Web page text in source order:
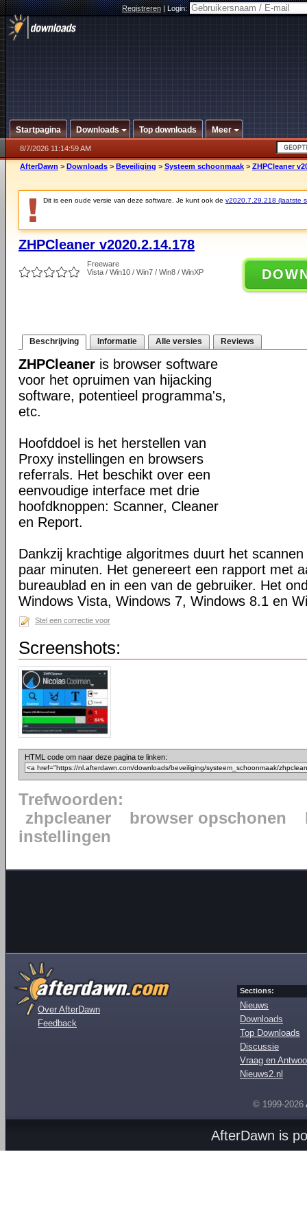
Registreren|Login:
Startpagina Downloads Top downloads Meer
8/7/2026 11:14:59 AM
AfterDawn > Downloads > Beveiliging > Systeem schoonmaak > ZHPCleaner
Dit is een oude versie van deze software. Je kunt ook de v2020.7.29.218 (laatste
ZHPCleaner v2020.2.14.178
Freeware
Vista / Win10 / Win7 / Win8 / WinXP
Beschrijving Informatie Alle versies Reviews
ZHPCleaner is browser software
voor het opruimen van hijacking
software, potentieel programma's,
etc.
Hoofddoel is het herstellen van
Proxy instellingen en browsers
referrals. Het beschikt over een
eenvoudige interface met drie
hoofdknoppen: Scanner, Cleaner
en Report.
Dankzij krachtige algoritmes duurt het
paar minuten. Het genereert een rapport met
bureaublad en in een van de gebruiker. Het
Windows Vista, Windows 7, Windows 8.1 en
Stel een correctie voor
Screenshots:
HTML code om naar deze pagina te linken:
Trefwoorden:
zhpcleaner
browser opschonen
instellingen
Over AfterDawn
Feedback
Sections:
Nieuws
Downloads
Top Downloads
Discussie
Vraag en
Nieuws2.nl
© 1999-2026
AfterDawn is